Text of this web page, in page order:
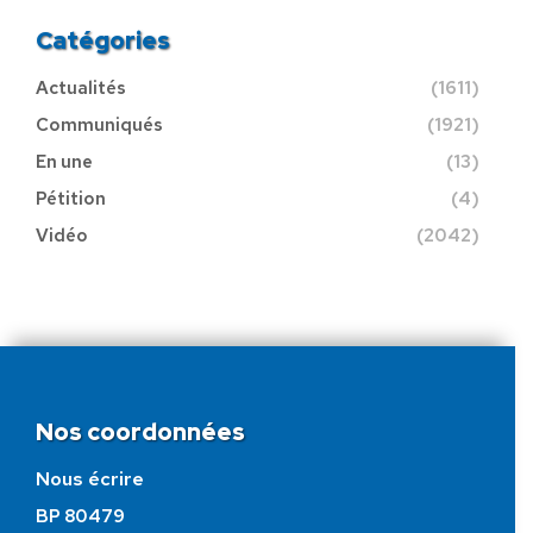
Catégories
Actualités
(1611)
Communiqués
(1921)
En une
(13)
Pétition
(4)
Vidéo
(2042)
Nos coordonnées
Nous écrire
BP 80479